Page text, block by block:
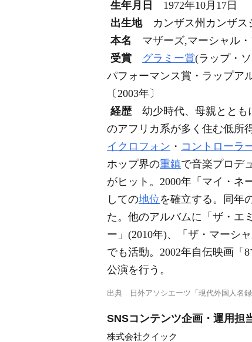
生年月日
1972年10月17日
出生地
カンザス州カンザス
本名
マザーズ,マーシャル
受賞
グラミー賞(ラップ・
パフォーマンス賞・ラップア
〔2003年〕
経歴
幼少時代、母親ととも
のアフリカ系が多く住む低所
イクロフォン ・ コントローラ
ホップ界の重鎮で音楽プロデ
がヒット。2000年「マイ・ネ
しての地位を確立する。同年
た。他のアルバムに「ザ・エ
ー」(2010年)、「ザ・マーシ
でも活動。2002年自伝映画「
公演を行う。
出典 日外アソシエーツ「現代外国人名録
SNSコンテンツ企画・運用担
株式会社クイック